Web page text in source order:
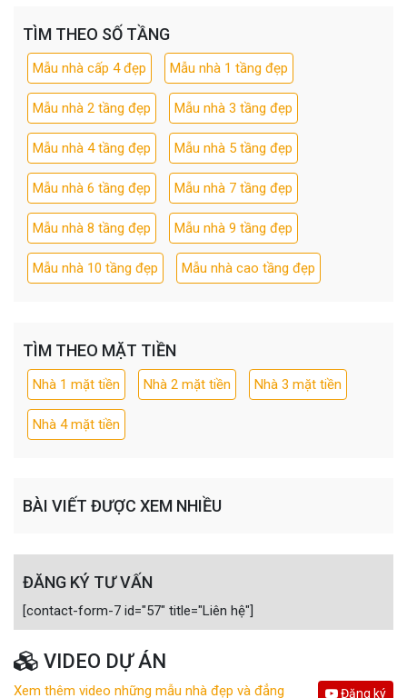
TÌM THEO SỐ TẦNG
Mẫu nhà cấp 4 đẹp Mẫu nhà 1 tầng đẹp
Mẫu nhà 2 tầng đẹp Mẫu nhà 3 tầng đẹp
Mẫu nhà 4 tầng đẹp Mẫu nhà 5 tầng đẹp
Mẫu nhà 6 tầng đẹp Mẫu nhà 7 tầng đẹp
Mẫu nhà 8 tầng đẹp Mẫu nhà 9 tầng đẹp
Mẫu nhà 10 tầng đẹp Mẫu nhà cao tầng đẹp
TÌM THEO MẶT TIỀN
Nhà 1 mặt tiền Nhà 2 mặt tiền Nhà 3 mặt tiền
Nhà 4 mặt tiền
BÀI VIẾT ĐƯỢC XEM NHIỀU
ĐĂNG KÝ TƯ VẤN
[contact-form-7 id="57" title="Liên hệ"]
VIDEO DỰ ÁN
Xem thêm video những mẫu nhà đẹp và đẳng Đăng ký